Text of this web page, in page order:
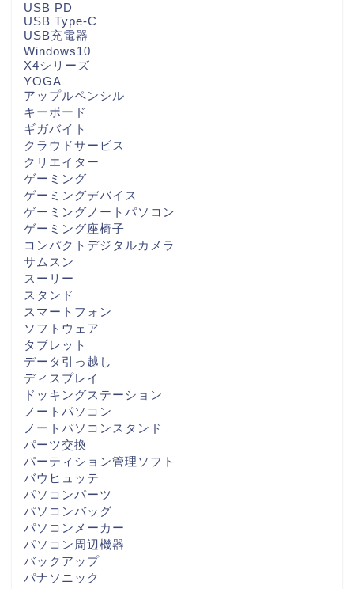
USB PD
USB Type-C
USB充電器
Windows10
X4シリーズ
YOGA
アップルペンシル
キーボード
ギガバイト
クラウドサービス
クリエイター
ゲーミング
ゲーミングデバイス
ゲーミングノートパソコン
ゲーミング座椅子
コンパクトデジタルカメラ
サムスン
スーリー
スタンド
スマートフォン
ソフトウェア
タブレット
データ引っ越し
ディスプレイ
ドッキングステーション
ノートパソコン
ノートパソコンスタンド
パーツ交換
パーティション管理ソフト
バウヒュッテ
パソコンパーツ
パソコンバッグ
パソコンメーカー
パソコン周辺機器
バックアップ
パナソニック